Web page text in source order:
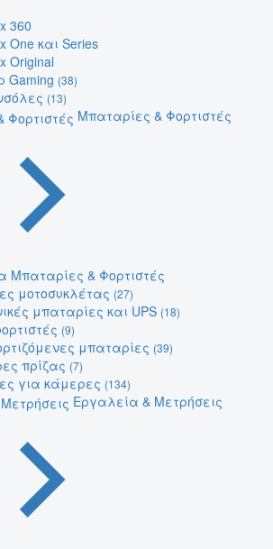
360
One και Series
Original
Gaming (38)
(13)
Μπαταρίες & Φορτιστές
Μπαταρίες & Φορτιστές
μοτοσυκλέτας (27)
μπαταρίες και UPS (18)
(9)
μπαταρίες (39)
πρίζας (7)
για κάμερες (134)
Εργαλεία & Μετρήσεις